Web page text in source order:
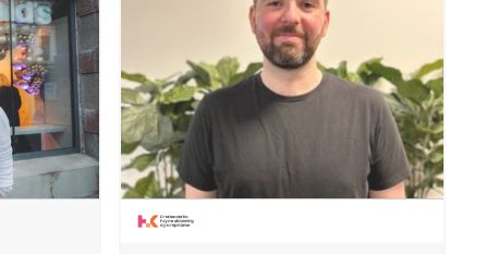
erstatte vogner som er donert til Ukraina.